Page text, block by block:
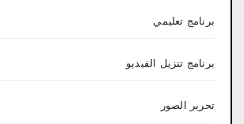
برنامج تعليمي
برنامج تنزيل الفيديو
تحرير الصور